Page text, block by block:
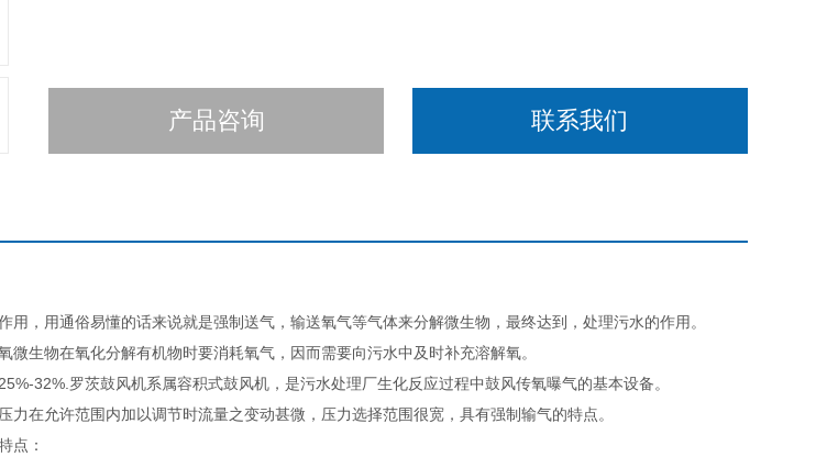
产品咨询 联系我们
用，用通俗易懂的话来说就是强制送气，输送氧气等气体来分解微生物，最终达到，处理污水的作用。
微生物在氧化分解有机物时要消耗氧气，因而需要向污水中及时补充溶解氧。
32%.罗茨鼓风机系属容积式鼓风机，是污水处理厂生化反应过程中鼓风传氧曝气的基本设备。
力在允许范围内加以调节时流量之变动甚微，压力选择范围很宽，具有强制输气的特点。
点：